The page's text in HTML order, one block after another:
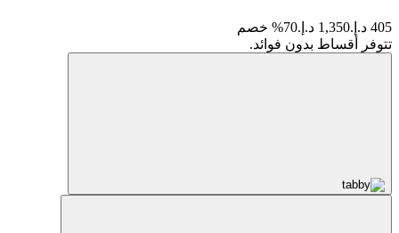
405 د.إ. 1,350 د.إ.
70% خصم
تتوفر أقساط بدون فوائد.